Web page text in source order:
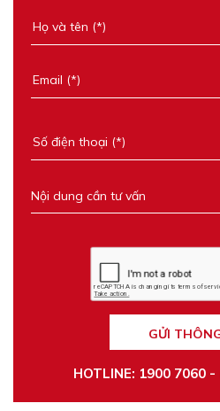
GỬI
HOTLINE: 1900 7060